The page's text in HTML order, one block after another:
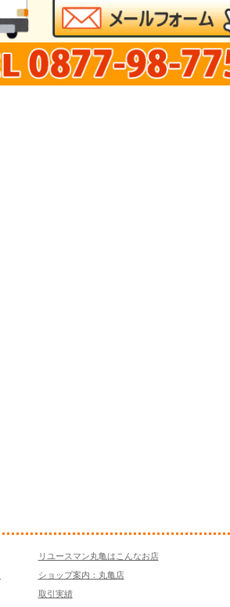
リユースマン丸亀はこんなお店
ショップ案内：丸亀店
取引実績